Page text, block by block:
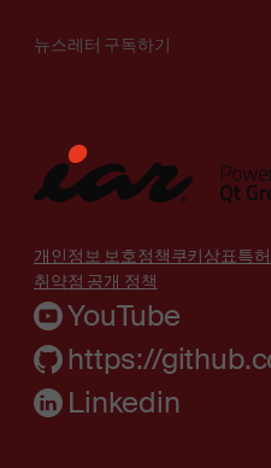
뉴스레터 구독하기
개인정보 보호정책쿠키상표특허
취약점 공개 정책
YouTube
https://
Linkedin